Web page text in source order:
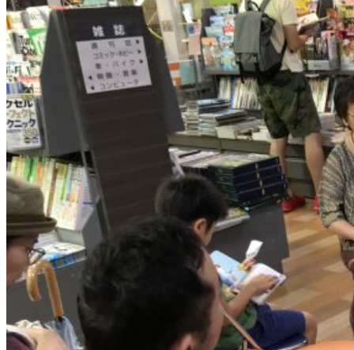
マ
マ
ン
ガ
課
題
「三
線
で
三
振」